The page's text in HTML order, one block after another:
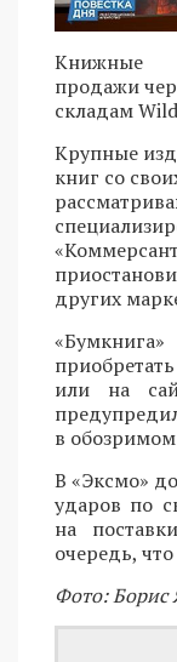
Книжные
продажи
складам
Крупные
книг со
других
или на
в
В «Эксмо»
ударов по
на
очередь,
Фото: Борис